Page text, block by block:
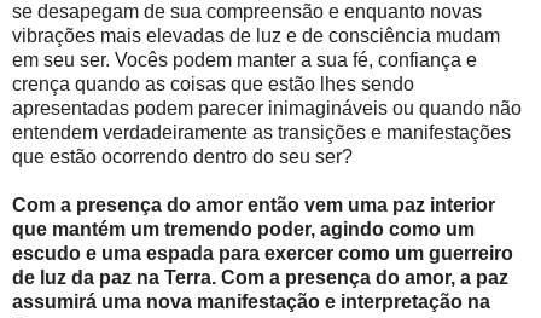
se desapegam de sua compreensão e enquanto novas
vibrações mais elevadas de luz e de consciência mudam
em seu ser. Vocês podem manter a sua fé, confiança e
crença quando as coisas que estão lhes sendo
apresentadas podem parecer inimagináveis ou quando não
entendem verdadeiramente as transições e manifestações
que estão ocorrendo dentro do seu ser?
Com a presença do amor então vem uma paz interior
que mantém um tremendo poder, agindo como um
escudo e uma espada para exercer como um guerreiro
de luz da paz na Terra. Com a presença do amor, a paz
assumirá uma nova manifestação e interpretação na